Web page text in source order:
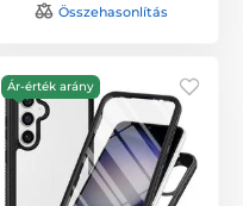
Összehasonlítás
Ár-érték arány